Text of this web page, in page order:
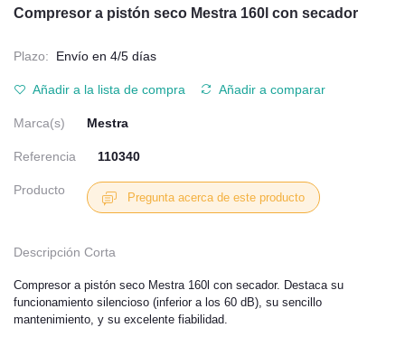
Compresor a pistón seco Mestra 160l con secador
Plazo: Envío en 4/5 días
Añadir a la lista de compra Añadir a comparar
Marca(s) Mestra
Referencia 110340
Producto
Pregunta acerca de este producto
Descripción Corta
Compresor a pistón seco Mestra 160l con secador. Destaca su
funcionamiento silencioso (inferior a los 60 dB), su sencillo
mantenimiento, y su excelente fiabilidad.